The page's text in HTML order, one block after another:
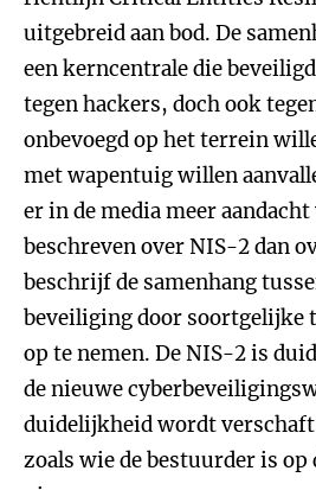
uitgebreid aan bod. De
een kerncentrale die
tegen hackers, doch ook
onbevoegd op het terrein
met wapentuig willen
er in de media meer
beschreven over NIS-2 dan
beschrijf de samenhang
beveiliging door soortgelijke
op te nemen. De NIS-2 is
de nieuwe
duidelijkheid wordt
zoals wie de bestuurder is op